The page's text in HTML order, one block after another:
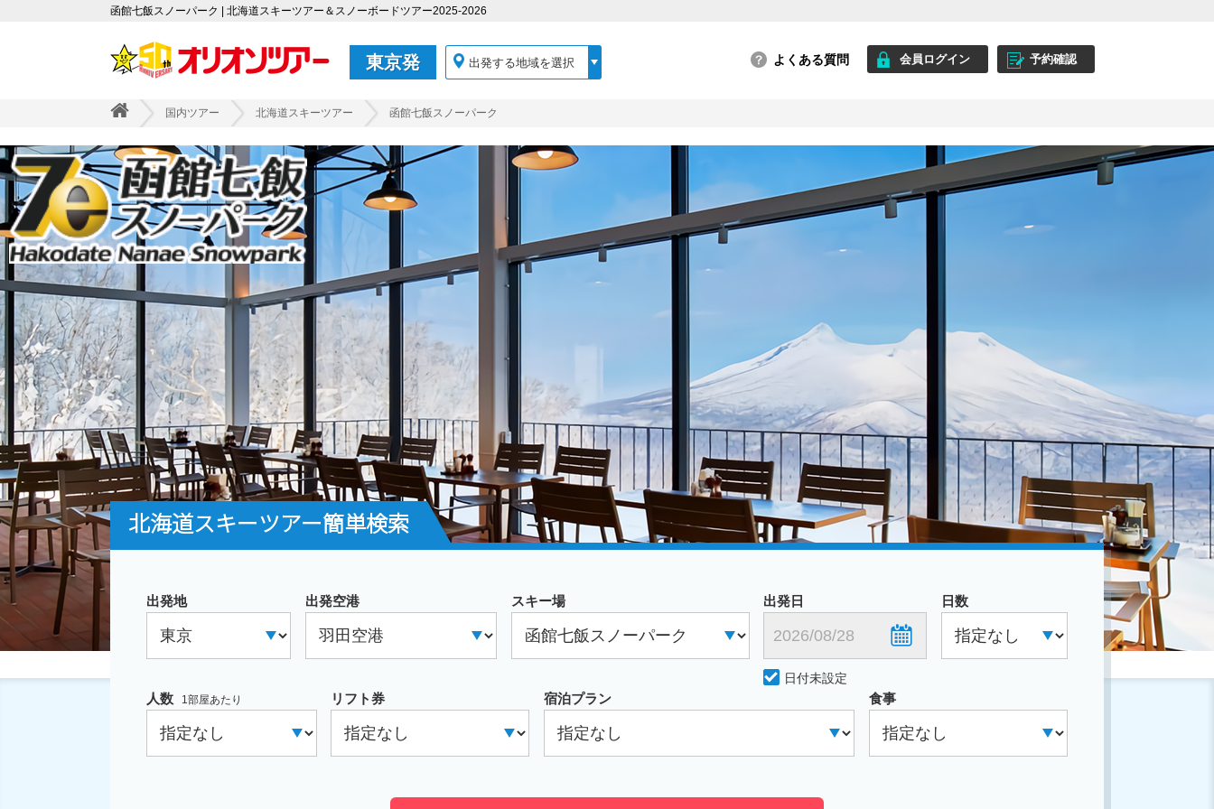
函館七飯スノーパーク | 北海道スキーツアー＆スノーボードツアー2025-2026
東京発 出発する地域を選択
国内ツアー 北海道スキーツアー 函館七飯スノーパーク
北海道スキーツアー簡単検索
出発地 出発空港 スキー場 出発日
日付未設定
日数
人数 1部屋あたり リフト券 宿泊プラン 食事